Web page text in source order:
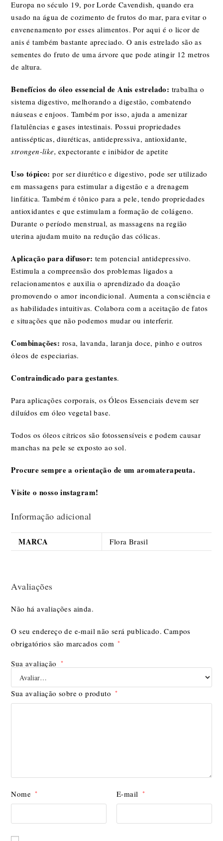
Europa no século 19, por Lorde Cavendish, quando era
usado na água de cozimento de frutos do mar, para evitar o
envenenamento por esses alimentos. Por aqui é o licor de
anis é também bastante apreciado. O anis estrelado são as
sementes do fruto de uma árvore que pode atingir 12 metros
de altura.
Benefícios do óleo essencial de Anis estrelado: trabalha o
sistema digestivo, melhorando a digestão, combatendo
náuseas e enjoos. Também por isso, ajuda a amenizar
flatulências e gases intestinais. Possui propriedades
antissépticas, diuréticas, antidepressiva, antioxidante,
strongen-like, expectorante e inibidor de apetite
Uso tópico:por ser diurético e digestivo, pode ser utilizado
em massagens para estimular a digestão e a drenagem
linfática. Também é tônico para a pele, tendo propriedades
antioxidantes e que estimulam a formação de colágeno.
Durante o período menstrual, as massagens na região
uterina ajudam muito na redução das cólicas.
Aplicação para difusor:tem potencial antidepressivo.
Estimula a compreensão dos problemas ligados a
relacionamentos e auxilia o aprendizado da doação
promovendo o amor incondicional. Aumenta a consciência e
as habilidades intuitivas. Colabora com a aceitação de fatos
e situações que não podemos mudar ou interferir.
Combinações: rosa, lavanda, laranja doce, pinho e outros
óleos de especiarias.
Contraindicado para gestantes.
Para aplicações corporais, os Óleos Essenciais devem ser
diluídos em óleo vegetal base.
Todos os óleos cítricos são fotossensíveis e podem causar
manchas na pele se exposto ao sol.
Procure sempre a orientação de um aromaterapeuta.
Visite o nossoinstagram!
Informação adicional
MARCA Flora Brasil
Avaliações
Não há avaliações ainda.
O seu endereço de e-mail não será publicado. Campos
obrigatórios são marcados com *
Sua avaliação *
Sua avaliação sobre o produto *
Nome * E-mail *